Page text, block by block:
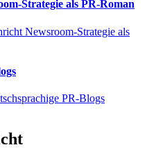
Strategie als PR-Roman